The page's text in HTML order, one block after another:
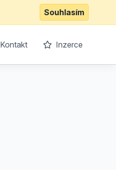
Souhlasím
Kontakt Inzerce